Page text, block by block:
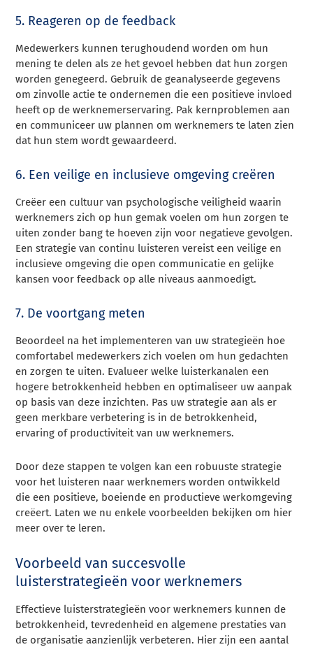
5. Reageren op de feedback
Medewerkers kunnen terughoudend worden om hun
mening te delen als ze het gevoel hebben dat hun zorgen
worden genegeerd. Gebruik de geanalyseerde gegevens
om zinvolle actie te ondernemen die een positieve invloed
heeft op de werknemerservaring. Pak kernproblemen aan
en communiceer uw plannen om werknemers te laten zien
dat hun stem wordt gewaardeerd.
6. Een veilige en inclusieve omgeving creëren
Creëer een cultuur van psychologische veiligheid waarin
werknemers zich op hun gemak voelen om hun zorgen te
uiten zonder bang te hoeven zijn voor negatieve gevolgen.
Een strategie van continu luisteren vereist een veilige en
inclusieve omgeving die open communicatie en gelijke
kansen voor feedback op alle niveaus aanmoedigt.
7. De voortgang meten
Beoordeel na het implementeren van uw strategieën hoe
comfortabel medewerkers zich voelen om hun gedachten
en zorgen te uiten. Evalueer welke luisterkanalen een
hogere betrokkenheid hebben en optimaliseer uw aanpak
op basis van deze inzichten. Pas uw strategie aan als er
geen merkbare verbetering is in de betrokkenheid,
ervaring of productiviteit van uw werknemers.
Door deze stappen te volgen kan een robuuste strategie
voor het luisteren naar werknemers worden ontwikkeld
die een positieve, boeiende en productieve werkomgeving
creëert. Laten we nu enkele voorbeelden bekijken om hier
meer over te leren.
Voorbeeld van succesvolle
luisterstrategieën voor werknemers
Effectieve luisterstrategieën voor werknemers kunnen de
betrokkenheid, tevredenheid en algemene prestaties van
de organisatie aanzienlijk verbeteren. Hier zijn een aantal